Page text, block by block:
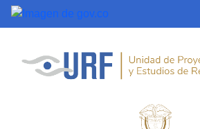
Saltar al contenido principal